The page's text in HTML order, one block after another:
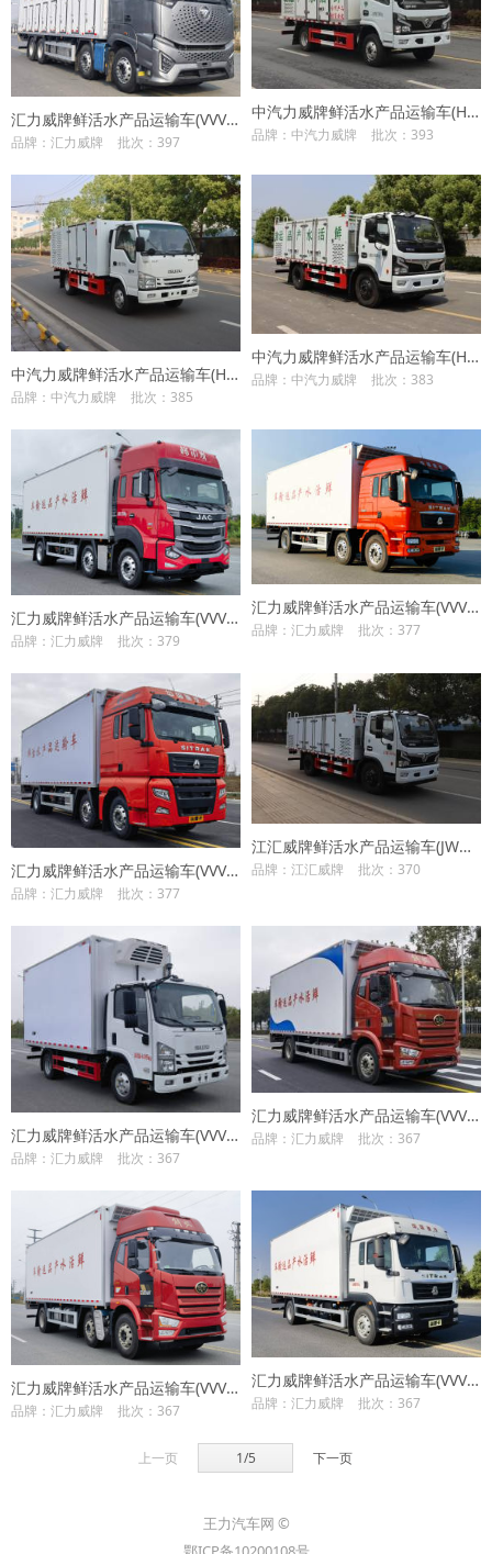
汇力威牌鲜活水产品运输车(VVV5320TSCBJ6)
品牌：汇力威牌 批次：397
中汽力威牌鲜活水产品运输车(HLW5075TSC6EQ)
品牌：中汽力威牌 批次：393
中汽力威牌鲜活水产品运输车(HLW5070TSCQL6)
品牌：中汽力威牌 批次：385
中汽力威牌鲜活水产品运输车(HLW5145TSC6EQ)
品牌：中汽力威牌 批次：383
汇力威牌鲜活水产品运输车(VVV5260TSCHFC6)
品牌：汇力威牌 批次：379
汇力威牌鲜活水产品运输车(VVV5250TSCZZ6)
品牌：汇力威牌 批次：377
汇力威牌鲜活水产品运输车(VVV5260TSCZZ6)
品牌：汇力威牌 批次：377
江汇威牌鲜活水产品运输车(JWD5145TSC6EQ)
品牌：江汇威牌 批次：370
汇力威牌鲜活水产品运输车(VVV5040TSCQL6)
品牌：汇力威牌 批次：367
汇力威牌鲜活水产品运输车(VVV5180TSCCA6)
品牌：汇力威牌 批次：367
汇力威牌鲜活水产品运输车(VVV5250TSCCA6)
品牌：汇力威牌 批次：367
汇力威牌鲜活水产品运输车(VVV5180TSCZZ6)
品牌：汇力威牌 批次：367
上一页 1/5 下一页
王力汽车网 ©